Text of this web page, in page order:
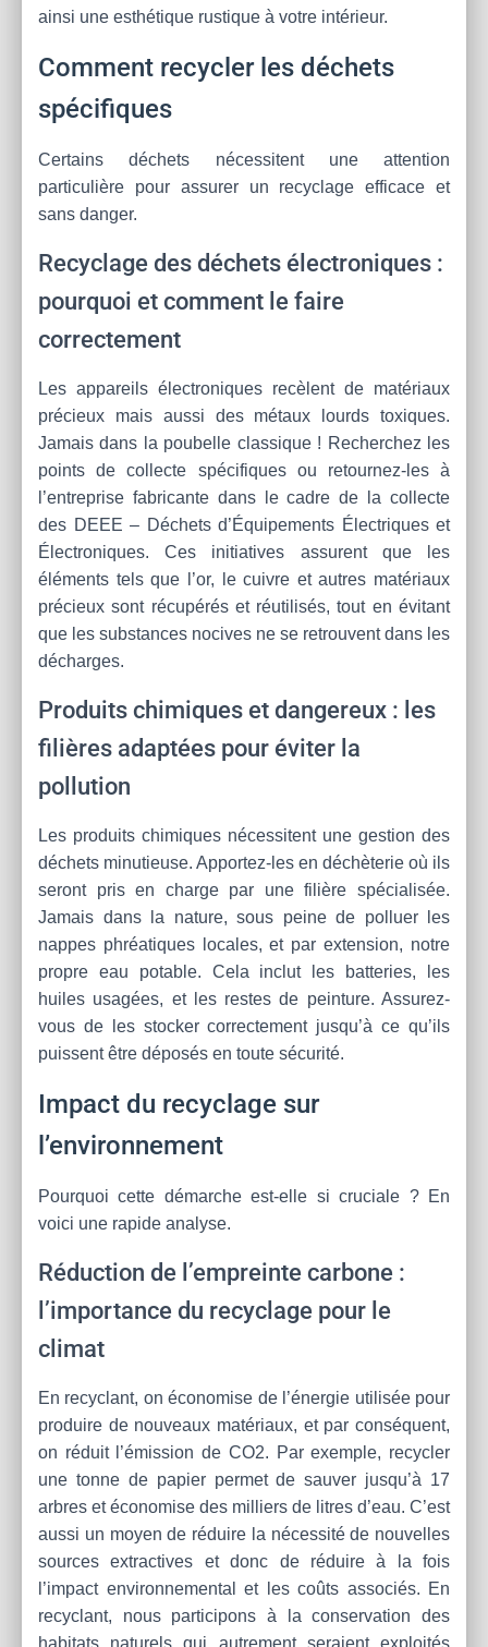
ainsi une esthétique rustique à votre intérieur.
Comment recycler les déchets
spécifiques
Certains déchets nécessitent une attention
particulière pour assurer un recyclage efficace et
sans danger.
Recyclage des déchets électroniques :
pourquoi et comment le faire
correctement
Les appareils électroniques recèlent de matériaux
précieux mais aussi des métaux lourds toxiques.
Jamais dans la poubelle classique ! Recherchez les
points de collecte spécifiques ou retournez-les à
l’entreprise fabricante dans le cadre de la collecte
des DEEE – Déchets d’Équipements Électriques et
Électroniques. Ces initiatives assurent que les
éléments tels que l’or, le cuivre et autres matériaux
précieux sont récupérés et réutilisés, tout en évitant
que les substances nocives ne se retrouvent dans les
décharges.
Produits chimiques et dangereux : les
filières adaptées pour éviter la
pollution
Les produits chimiques nécessitent une gestion des
déchets minutieuse. Apportez-les en déchèterie où ils
seront pris en charge par une filière spécialisée.
Jamais dans la nature, sous peine de polluer les
nappes phréatiques locales, et par extension, notre
propre eau potable. Cela inclut les batteries, les
huiles usagées, et les restes de peinture. Assurez-
vous de les stocker correctement jusqu’à ce qu’ils
puissent être déposés en toute sécurité.
Impact du recyclage sur
l’environnement
Pourquoi cette démarche est-elle si cruciale ? En
voici une rapide analyse.
Réduction de l’empreinte carbone :
l’importance du recyclage pour le
climat
En recyclant, on économise de l’énergie utilisée pour
produire de nouveaux matériaux, et par conséquent,
on réduit l’émission de CO2. Par exemple, recycler
une tonne de papier permet de sauver jusqu’à 17
arbres et économise des milliers de litres d’eau. C’est
aussi un moyen de réduire la nécessité de nouvelles
sources extractives et donc de réduire à la fois
l’impact environnemental et les coûts associés. En
recyclant, nous participons à la conservation des
habitats naturels qui autrement seraient exploités